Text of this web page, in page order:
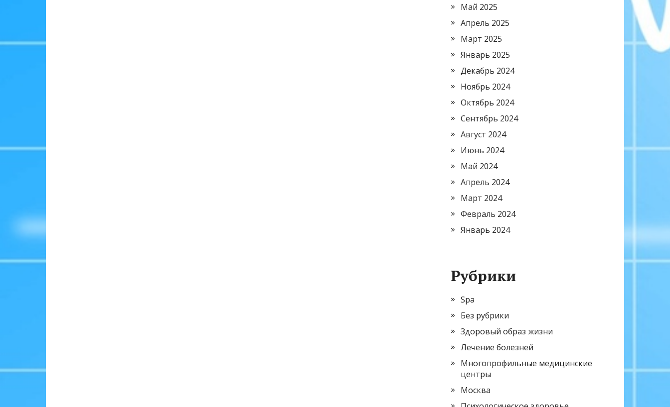
Май 2025
Апрель 2025
Март 2025
Январь 2025
Декабрь 2024
Ноябрь 2024
Октябрь 2024
Сентябрь 2024
Август 2024
Июнь 2024
Май 2024
Апрель 2024
Март 2024
Февраль 2024
Январь 2024
Рубрики
Spa
Без рубрики
Здоровый образ жизни
Лечение болезней
Многопрофильные медицинские
центры
Москва